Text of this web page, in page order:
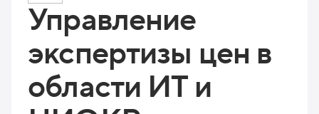
Управление
экспертизы цен в
области ИТ и